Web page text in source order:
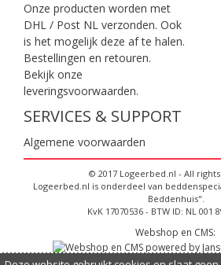
Onze producten worden met
DHL / Post NL verzonden. Ook
is het mogelijk deze af te halen.
Bestellingen en retouren.
Bekijk onze
leveringsvoorwaarden.
SERVICES & SUPPORT
Algemene voorwaarden
© 2017 Logeerbed.nl - All
Logeerbed.nl is onderdeel van
Beddenhuis".
KvK 17070536 - BTW ID: NL 001
Webshop en CMS: